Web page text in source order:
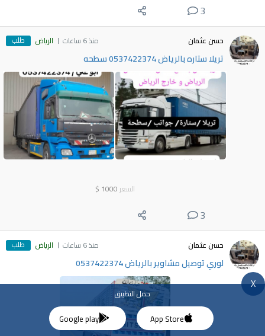
3
حسن عثمان منذ 6 ساعات الرياض طلب
تريلا ستاره بالرياض 0537422374 سطحه
السعر 1000
$
3
حسن عثمان منذ 6 ساعات الرياض طلب
لوري توصيل مشاوير بالرياض 0537422374
X
حمل التطبيق
App Store
Google play